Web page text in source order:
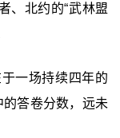
、北约的“武林盟
一场持续四年的
的答卷分数，远未